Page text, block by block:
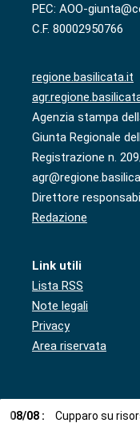
PEC: AOO-
C.F. 80002950766
regione.basilicata.it
Agenzia stampa
Giunta Regionale
Registrazione n.
Direttore
Redazione
Link utili
Lista RSS
Note legali
Privacy
Area riservata
08/08 : Cupparo su